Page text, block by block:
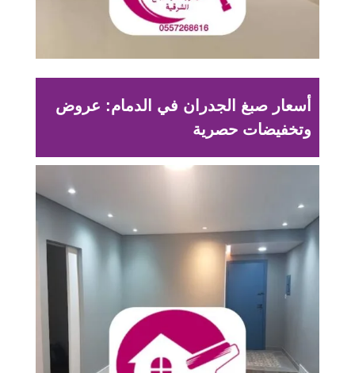
أسعار صبغ الجدران في الدمام: عروض
وتخفيضات حصرية